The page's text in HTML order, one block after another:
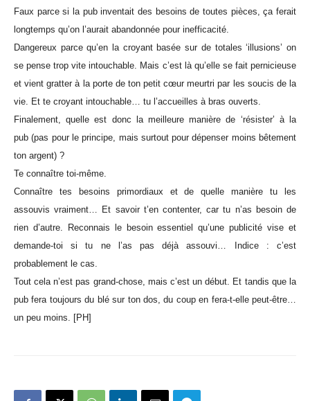
Faux parce si la pub inventait des besoins de toutes pièces, ça ferait
longtemps qu’on l’aurait abandonnée pour inefficacité.
Dangereux parce qu’en la croyant basée sur de totales ‘illusions’ on
se pense trop vite intouchable. Mais c’est là qu’elle se fait pernicieuse
et vient gratter à la porte de ton petit cœur meurtri par les soucis de la
vie. Et te croyant intouchable… tu l’accueilles à bras ouverts.
Finalement, quelle est donc la meilleure manière de ‘résister’ à la
pub (pas pour le principe, mais surtout pour dépenser moins bêtement
ton argent) ?
Te connaître toi-même.
Connaître tes besoins primordiaux et de quelle manière tu les
assouvis vraiment… Et savoir t’en contenter, car tu n’as besoin de
rien d’autre. Reconnais le besoin essentiel qu’une publicité vise et
demande-toi si tu ne l’as pas déjà assouvi… Indice : c’est
probablement le cas.
Tout cela n’est pas grand-chose, mais c’est un début. Et tandis que la
pub fera toujours du blé sur ton dos, du coup en fera-t-elle peut-être…
un peu moins. [PH]